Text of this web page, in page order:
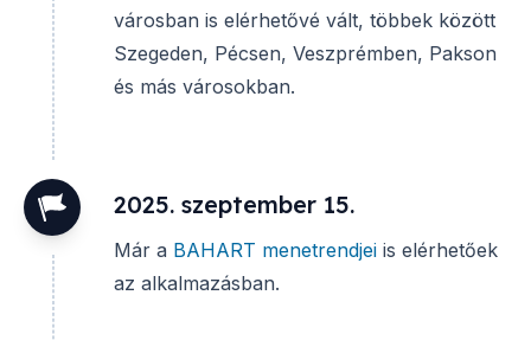
városban is elérhetővé vált, többek között
Szegeden, Pécsen, Veszprémben, Pakson
és más városokban.
2025. szeptember 15.
Már a BAHART menetrendjei is elérhetőek
az alkalmazásban.